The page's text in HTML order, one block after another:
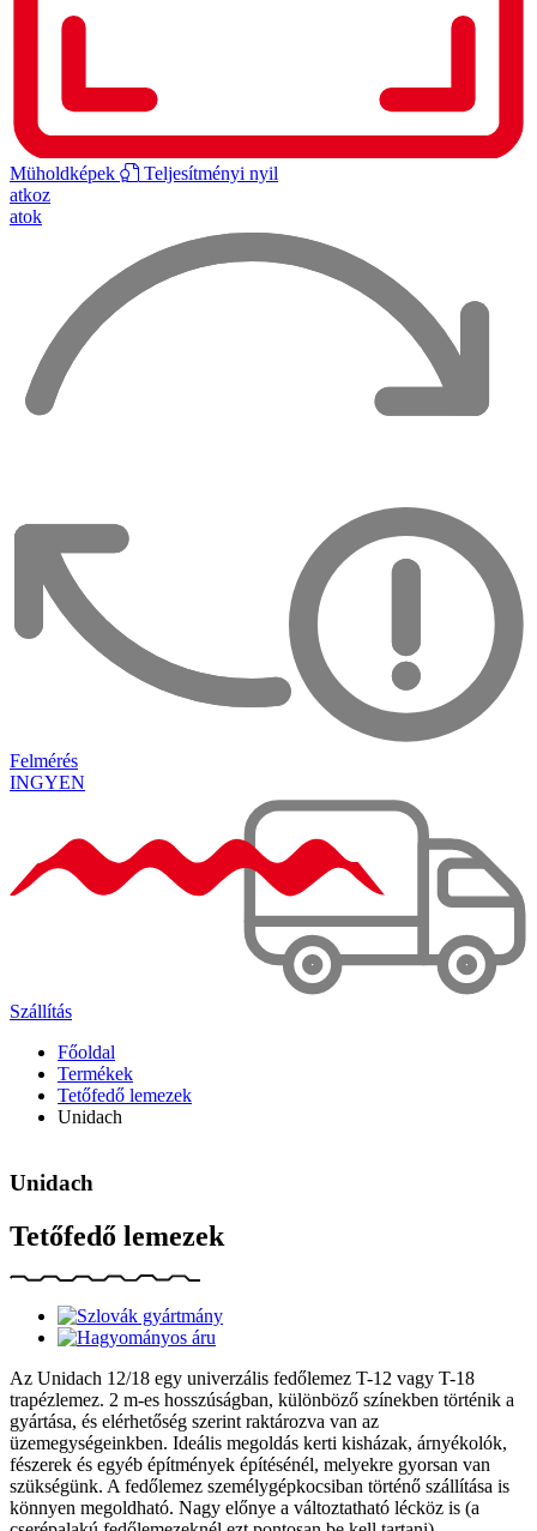
Müholdképek
Teljesítményi nyil
atkoz
atok
Felmérés
INGYEN
Szállítás
Főoldal
Termékek
Tetőfedő lemezek
Unidach
Unidach
Tetőfedő lemezek
Az Unidach 12/18 egy univerzális fedőlemez T-12 vagy T-18
trapézlemez. 2 m-es hosszúságban, különböző színekben történik a
gyártása, és elérhetőség szerint raktározva van az
üzemegységeinkben. Ideális megoldás kerti kisházak, árnyékolók,
fészerek és egyéb építmények építésénél, melyekre gyorsan van
szükségünk. A fedőlemez személygépkocsiban történő szállítása is
könnyen megoldható. Nagy előnye a változtatható lécköz is (a